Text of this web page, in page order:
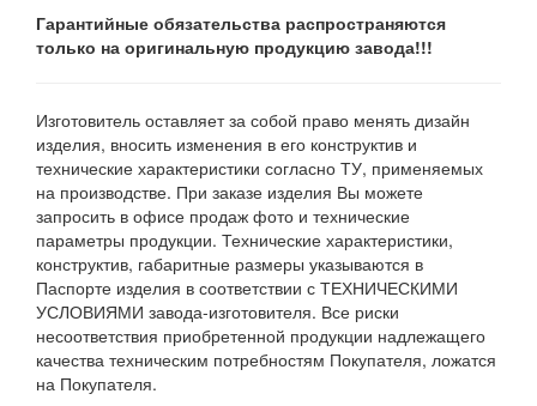
Гарантийные обязательства распространяются
только на оригинальную продукцию завода!!!
Изготовитель оставляет за собой право менять дизайн
изделия, вносить изменения в его конструктив и
технические характеристики согласно ТУ, применяемых
на производстве. При заказе изделия Вы можете
запросить в офисе продаж фото и технические
параметры продукции. Технические характеристики,
конструктив, габаритные размеры указываются в
Паспорте изделия в соответствии с ТЕХНИЧЕСКИМИ
УСЛОВИЯМИ завода-изготовителя. Все риски
несоответствия приобретенной продукции надлежащего
качества техническим потребностям Покупателя, ложатся
на Покупателя.